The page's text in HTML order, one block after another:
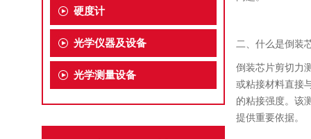
硬度计
光学仪器及设备
光学测量设备
二、什么是倒装
倒装芯片剪切力
或粘接材料直接
的粘接强度。该
提供重要依据。